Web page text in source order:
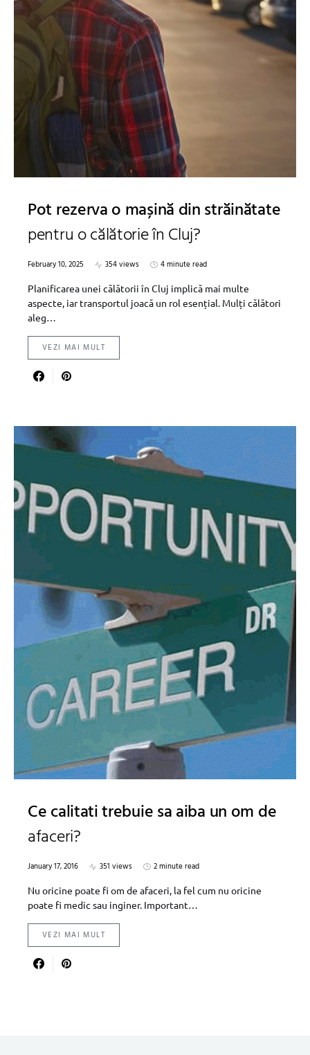
Pot rezerva o mașină din străinătate
pentru o călătorie în Cluj?
February 10, 2025 354 views
4 minute read
Planificarea unei călătorii în Cluj implică mai multe
aspecte, iar transportul joacă un rol esențial. Mulți călători
aleg…
VEZI MAI MULT
Ce calitati trebuie sa aiba un om de
afaceri?
January 17, 2016 351 views
2 minute read
Nu oricine poate fi om de afaceri, la fel cum nu oricine
poate fi medic sau inginer. Important…
VEZI MAI MULT